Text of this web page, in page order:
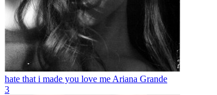
hate that i made you love me Ariana Grande
3